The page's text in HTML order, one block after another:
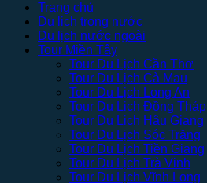
Trang chủ
Du lịch trong nước
Du lịch nước ngoài
Tour Miền Tây
Tour Du Lịch Cần Thơ
Tour Du Lịch Cà Mau
Tour Du Lịch Long An
Tour Du Lịch Đồng Tháp
Tour Du Lịch Hậu Giang
Tour Du Lịch Sóc Trăng
Tour Du Lịch Tiền Giang
Tour Du Lịch Trà Vinh
Tour Du Lịch Vĩnh Long